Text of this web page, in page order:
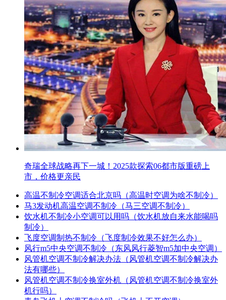
奇瑞全球战略再下一城！2025款探索06都市版重磅上
市，价格更亲民
高温不制冷空调适合北京吗（高温时空调为啥不制冷）
马3发动机高温空调不制冷（马三空调不制冷）
饮水机不制冷小空调可以用吗（饮水机放自来水能喝吗
制冷）
飞度空调制热不制冷（飞度制冷效果不好怎么办）
风行m5中央空调不制冷（东风风行菱智m5加中央空调）
风管机空调不制冷解决办法（风管机空调不制冷解决办
法有哪些）
风管机空调不制冷换室外机（风管机空调不制冷换室外
机行吗）